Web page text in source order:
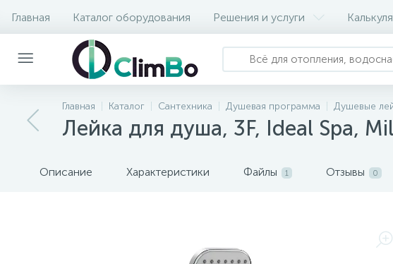
Главная Каталог оборудования Решения и услуги
Главная Каталог Сантехника Душевая программа Душевые
Лейка для душа, 3F, Ideal Spa,
Описание Характеристики Файлы 1 Отзывы 0